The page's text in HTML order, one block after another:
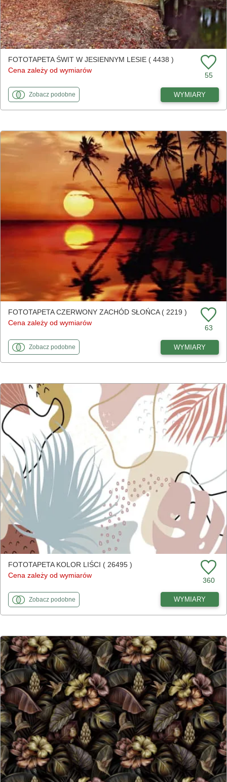
FOTOTAPETA ŚWIT W JESIENNYM LESIE ( 4438 )
Cena zależy od wymiarów
55
Zobaczfototapety
podobnedo Świt w jesiennym lesie WYMIARY
FOTOTAPETA CZERWONY ZACHÓD SŁOŃCA ( 2219 )
Cena zależy od wymiarów
63
Zobaczfototapety
podobnedo Czerwony zachód słońca WYMIARY
FOTOTAPETA KOLOR LIŚCI ( 26495 )
Cena zależy od wymiarów
360
Zobaczfototapety
podobnedo Kolor liści WYMIARY